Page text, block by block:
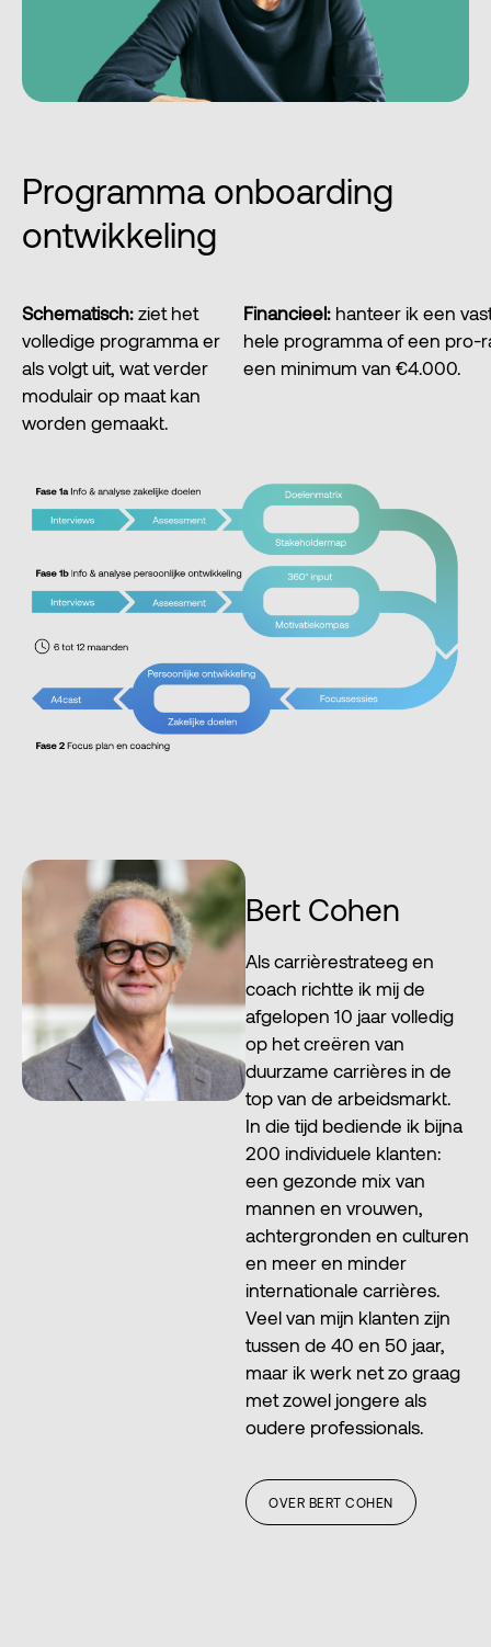
Programma onboarding
ontwikkeling
Schematisch: ziet het
volledige programma er
als volgt uit, wat verder
modulair op maat kan
worden gemaakt.
Financieel: hanteer ik een
hele programma of een pro-
een minimum van €4.000.
Bert Cohen
Als carrièrestrateeg en
coach richtte ik mij de
afgelopen 10 jaar volledig
op het creëren van
duurzame carrières in de
top van de arbeidsmarkt.
In die tijd bediende ik bijna
200 individuele klanten:
een gezonde mix van
mannen en vrouwen,
achtergronden en culturen
en meer en minder
internationale carrières.
Veel van mijn klanten zijn
tussen de 40 en 50 jaar,
maar ik werk net zo graag
met zowel jongere als
oudere professionals.
OVER BERT COHEN